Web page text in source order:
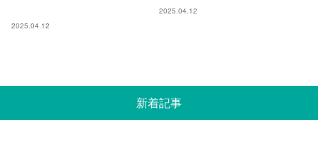
2025.04.12
2025.04.12
新着記事